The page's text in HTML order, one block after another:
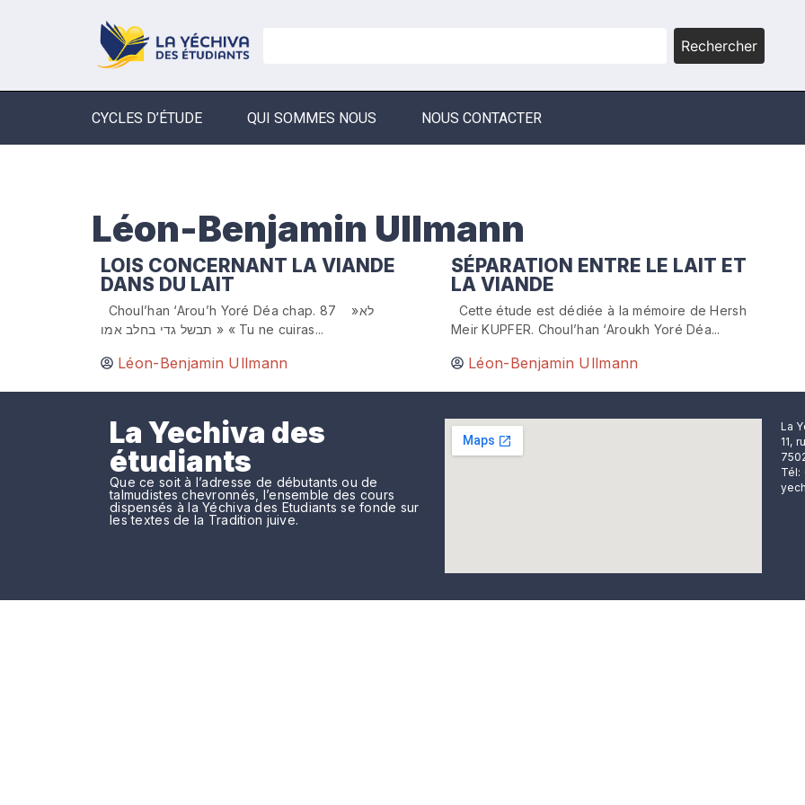
Rechercher
CYCLES D’ÉTUDE QUI SOMMES NOUS NOUS CONTACTER
Léon-Benjamin Ullmann
LOIS CONCERNANT LA VIANDE
DANS DU LAIT
Choul’han ‘Arou’h Yoré Déa chap. 87 »לא
תבשל גדי בחלב אמו » « Tu ne cuiras...
Léon-Benjamin Ullmann
SÉPARATION ENTRE LE LAIT ET
LA VIANDE
Cette étude est dédiée à la mémoire de Hersh
Meir KUPFER. Choul’han ‘Aroukh Yoré Déa...
Léon-Benjamin Ullmann
La Yechiva des
étudiants
Que ce soit à l’adresse de débutants ou de
talmudistes chevronnés, l’ensemble des cours
dispensés à la Yéchiva des Etudiants se fonde sur
les textes de la Tradition juive.
La
11,
Tél: